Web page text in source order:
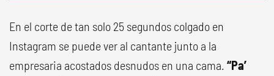
En el corte de tan solo 25 segundos colgado en
Instagram se puede ver al cantante junto a la
empresaria acostados desnudos en una cama. “Pa’